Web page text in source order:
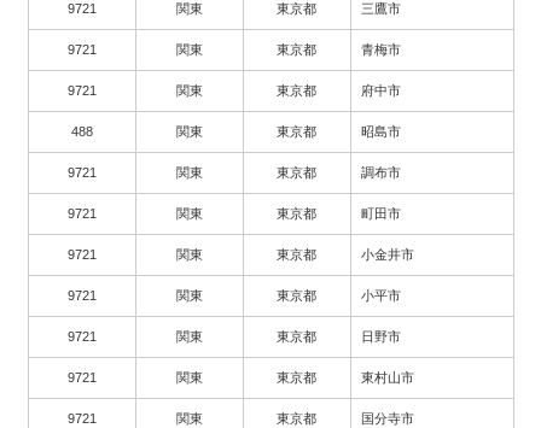
9721 関東 東京都 三鷹市
9721 関東 東京都 青梅市
9721 関東 東京都 府中市
488 関東 東京都 昭島市
9721 関東 東京都 調布市
9721 関東 東京都 町田市
9721 関東 東京都 小金井市
9721 関東 東京都 小平市
9721 関東 東京都 日野市
9721 関東 東京都 東村山市
9721 関東 東京都 国分寺市